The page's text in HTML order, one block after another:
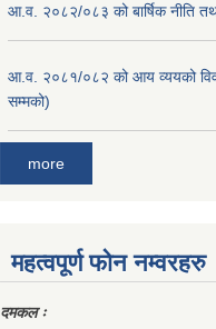
आ.व. २०८२/०८३ को बार्षिक नीति
आ.व. २०८१/०८२ को आय व्ययको
सम्मको)
more
महत्वपूर्ण फोन नम्वरहरु
दमकल ः